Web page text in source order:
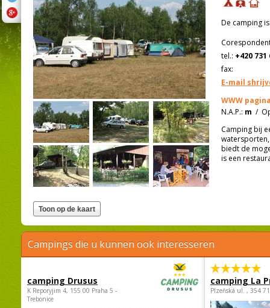
De camping
tel.: +420 731
fax:
E-mail
WWW
N.A.P.: m /
Camping bij
biedt de
is een
Campings die u kunnen ook interesseren
camping Drusus
K Reporyjim 4, 155 00 Praha 5 -
Trebonice
camping La
Plzeňská ul. , 354